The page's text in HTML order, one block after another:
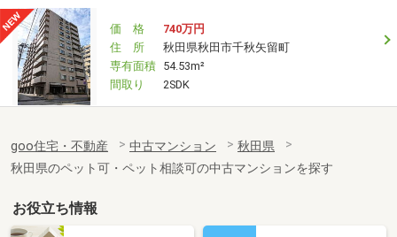
価 格
740万円
住 所
秋田県秋田市千秋矢留町
専有面積 54.53m²
間取り
2SDK
goo住宅・不動産 中古マンション
秋田県
秋田県のペット可・ペット相談可の中古マンションを探す
お役立ち情報